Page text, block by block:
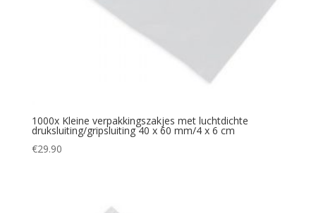
1000x Kleine verpakkingszakjes met luchtdichte
druksluiting/gripsluiting 40 x 60 mm/4 x 6 cm
€29.90